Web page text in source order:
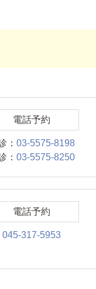
電話予約
：03-5575-8198
：03-5575-8250
電話予約
045-317-5953